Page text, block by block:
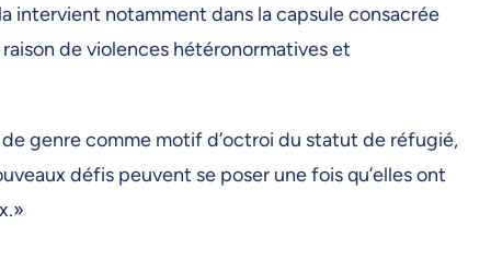
intervient notamment dans la capsule consacrée
de violences hétéronormatives et
de genre comme motif d’octroi du statut de réfugié,
défis peuvent se poser une fois qu’elles ont